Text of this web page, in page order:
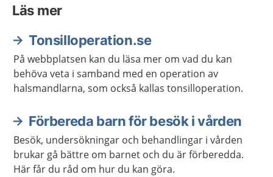
Läs mer
Tonsilloperation.se
På webbplatsen kan du läsa mer om vad du kan
behöva veta i samband med en operation av
halsmandlarna, som också kallas tonsilloperation.
Förbereda barn för besök i vården
Besök, undersökningar och behandlingar i vården
brukar gå bättre om barnet och du är förberedda.
Här får du råd om hur du kan göra.